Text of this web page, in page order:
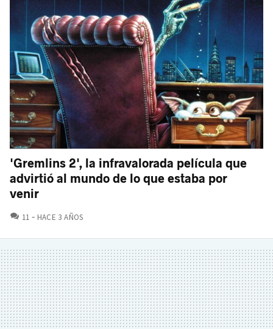
'Gremlins 2', la infravalorada película que
advirtió al mundo de lo que estaba por
venir
11 COMENTARIOS
HACE 3 AÑOS